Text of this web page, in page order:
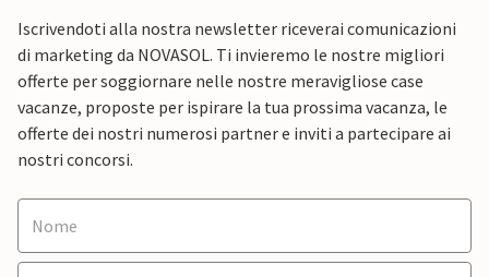
Iscrivendoti alla nostra newsletter riceverai comunicazioni
di marketing da NOVASOL. Ti invieremo le nostre migliori
offerte per soggiornare nelle nostre meravigliose case
vacanze, proposte per ispirare la tua prossima vacanza, le
offerte dei nostri numerosi partner e inviti a partecipare ai
nostri concorsi.